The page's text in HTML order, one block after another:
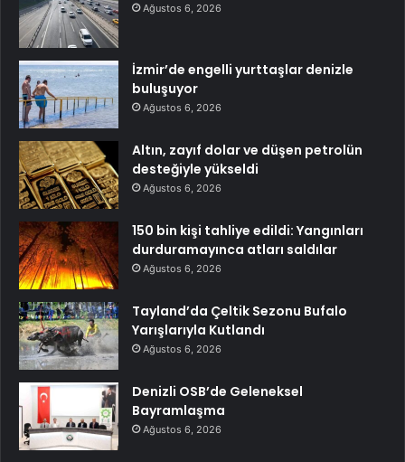
Ağustos 6, 2026
İzmir’de engelli yurttaşlar denizle
buluşuyor
Ağustos 6, 2026
Altın, zayıf dolar ve düşen petrolün
desteğiyle yükseldi
Ağustos 6, 2026
150 bin kişi tahliye edildi: Yangınları
durduramayınca atları saldılar
Ağustos 6, 2026
Tayland’da Çeltik Sezonu Bufalo
Yarışlarıyla Kutlandı
Ağustos 6, 2026
Denizli OSB’de Geleneksel
Bayramlaşma
Ağustos 6, 2026